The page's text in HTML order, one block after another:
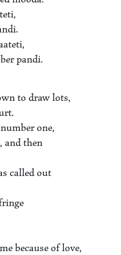
pandi.
to draw lots,
one,
and then
called out
because of love,